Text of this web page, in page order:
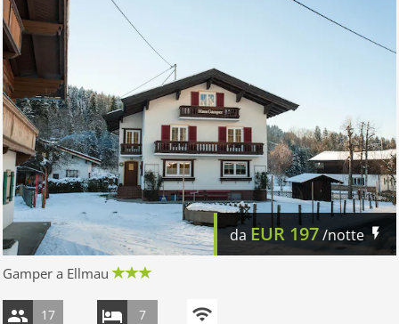
da EUR 197/notte
Gamper a Ellmau
17 7